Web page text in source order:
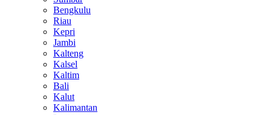
Bengkulu
Riau
Kepri
Jambi
Kalteng
Kalsel
Kaltim
Bali
Kalut
Kalimantan